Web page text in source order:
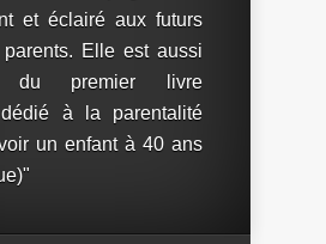
et éclairé aux futurs
Elle est aussi
du premier livre
à la parentalité
un enfant à 40 ans